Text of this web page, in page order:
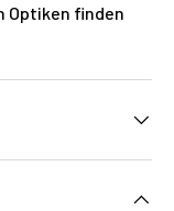
Optiken finden